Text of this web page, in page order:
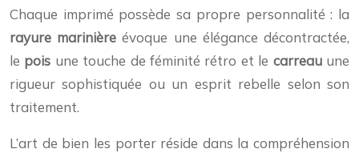
Chaque imprimé possède sa propre personnalité : la
rayure marinière évoque une élégance décontractée,
le pois une touche de féminité rétro et le carreauune
rigueur sophistiquée ou un esprit rebelle selon son
traitement.
L’art de bien les porter réside dans la compréhension